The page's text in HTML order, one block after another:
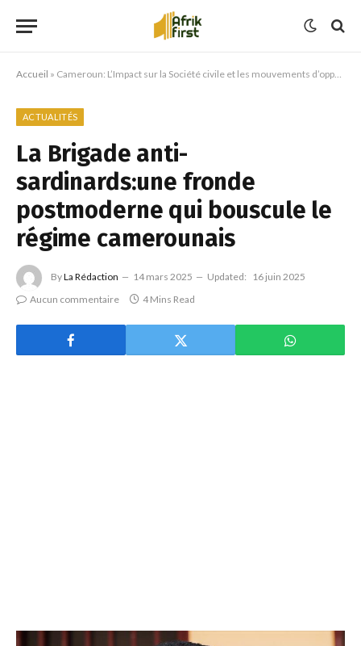
Accueil » Cameroun: L’Impact sur la Société civile et les mouvements d’opposition
ACTUALITÉS
La Brigade anti-
sardinards:une fronde
postmoderne qui bouscule le
régime camerounais
ByLa Rédaction 14 mars 2025 Updated:
16 juin 2025
Aucun commentaire
4 Mins Read